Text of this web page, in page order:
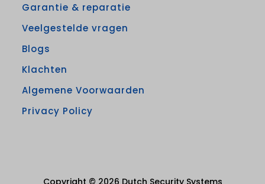
Garantie & reparatie
Veelgestelde vragen
Blogs
Klachten
Algemene Voorwaarden
Privacy Policy
Copyright © 2026 Dutch Security Systems